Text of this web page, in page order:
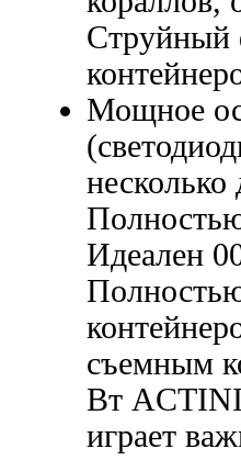
Струйный
Мощное
Идеален
съемным
Вт
играет